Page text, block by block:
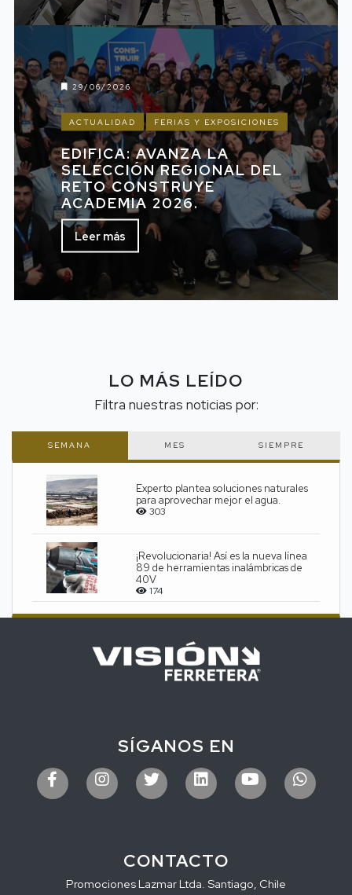
29/06/2026
ACTUALIDAD FERIAS Y EXPOSICIONES
EDIFICA: AVANZA LA
SELECCIÓN REGIONAL DEL
RETO CONSTRUYE
ACADEMIA 2026.
Leer más
LO MÁS LEÍDO
Filtra nuestras noticias por:
SEMANA MES SIEMPRE
Experto plantea soluciones naturales
para aprovechar mejor el agua.
303
¡Revolucionaria! Así es la nueva línea
89 de herramientas inalámbricas de
40V
174
SÍGANOS EN
CONTACTO
Promociones Lazmar Ltda. Santiago, Chile